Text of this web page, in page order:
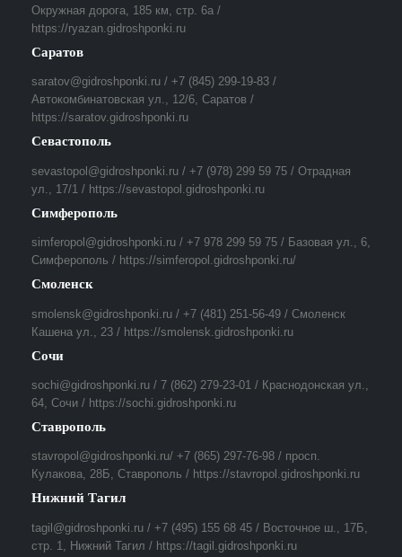
Окружная дорога, 185 км, стр. 6а /
https://ryazan.gidroshponki.ru
Саратов
saratov@gidroshponki.ru / +7 (845) 299-19-83 /
Автокомбинатовская ул., 12/6, Саратов /
https://saratov.gidroshponki.ru
Севастополь
sevastopol@gidroshponki.ru / +7 (978) 299 59 75 / Отрадная
ул., 17/1 / https://sevastopol.gidroshponki.ru
Симферополь
simferopol@gidroshponki.ru / +7 978 299 59 75 / Базовая ул., 6,
Симферополь / https://simferopol.gidroshponki.ru/
Смоленск
smolensk@gidroshponki.ru / +7 (481) 251-56-49 / Смоленск
Кашена ул., 23 / https://smolensk.gidroshponki.ru
Сочи
sochi@gidroshponki.ru / 7 (862) 279-23-01 / Краснодонская ул.,
64, Сочи / https://sochi.gidroshponki.ru
Ставрополь
stavropol@gidroshponki.ru/ +7 (865) 297-76-98 / просп.
Кулакова, 28Б, Ставрополь / https://stavropol.gidroshponki.ru
Нижний Тагил
tagil@gidroshponki.ru / +7 (495) 155 68 45 / Восточное ш., 17Б,
стр. 1, Нижний Тагил / https://tagil.gidroshponki.ru